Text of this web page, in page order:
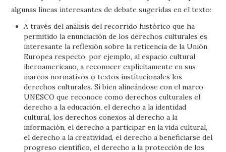
algunas líneas interesantes de debate sugeridas en el texto:
A través del análisis del recorrido histórico que ha
permitido la enunciación de los derechos culturales es
interesante la reflexión sobre la reticencia de la Unión
Europea respecto, por ejemplo, al espacio cultural
iberoamericano, a reconocer explícitamente en sus
marcos normativos o textos institucionales los
derechos culturales. Si bien alineándose con el marco
UNESCO que reconoce como derechos culturales el
derecho a la educación, el derecho a la identidad
cultural, los derechos conexos al derecho a la
información, el derecho a participar en la vida cultural,
el derecho a la creatividad, el derecho a beneficiarse del
progreso científico, el derecho a la protección de los